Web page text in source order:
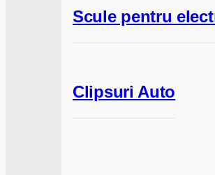
Scule pentru
Clipsuri Auto